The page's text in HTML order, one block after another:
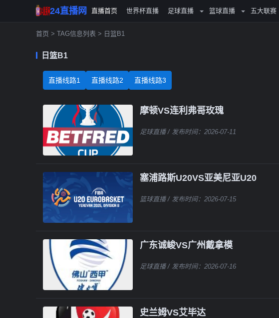
24直播网 直播首页 世界杯直播 足球直播 篮球直播 五大联赛
首页 > TAG信息列表 > 日篮B1
日篮B1
直播线路1 直播线路2 直播线路3
摩顿VS连利弗哥玫瑰
足球直播/ 发布时间：2026-07-11
塞浦路斯U20VS亚美尼亚U20
篮球直播/ 发布时间：2026-07-15
广东诚峻VS广州戴拿模
足球直播/ 发布时间：2026-07-16
史兰姆VS艾毕达